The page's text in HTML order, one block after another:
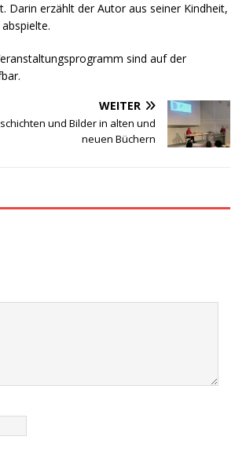
Darin erzählt der Autor aus seiner Kindheit,
sind auf der
WEITER
und Bilder in alten und
neuen Büchern